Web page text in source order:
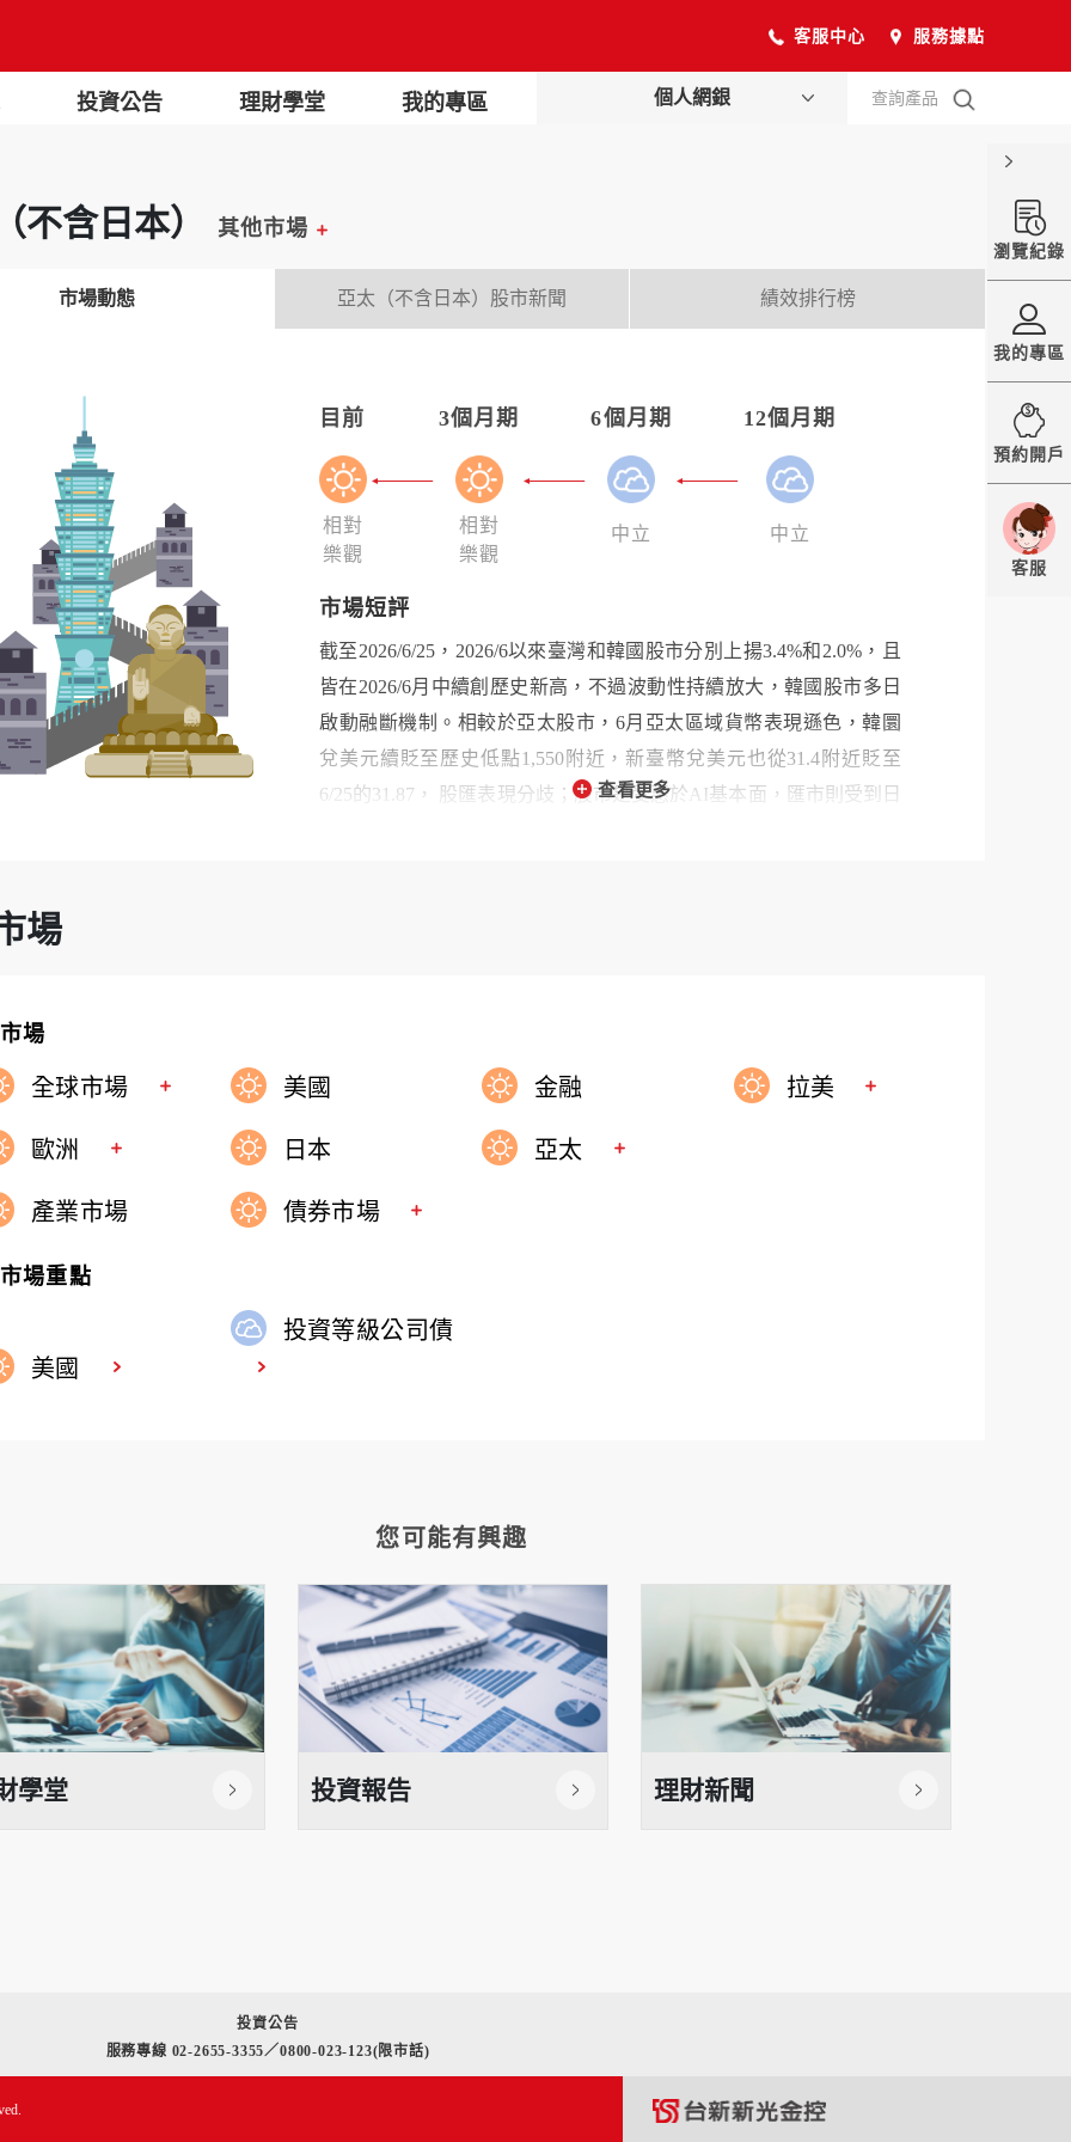
查詢產品
投資公告 理財學堂 我的專區 個人網銀
瀏覽紀錄
我的專區
預約開戶
客服
客服中心 服務據點
不含日本） 其他市場
市場動態 亞太（不含日本）股市新聞 績效排行榜
目前
相對
樂觀
3個月期
相對
樂觀
6個月期
中立
12個月期
中立
市場短評
截至2026/6/25，2026/6以來臺灣和韓國股市分別上揚3.4%和2.0%，且
皆在2026/6月中續創歷史新高，不過波動性持續放大，韓國股市多日
啟動融斷機制。相較於亞太股市，6月亞太區域貨幣表現遜色，韓圜
兌美元續貶至歷史低點1,550附近，新臺幣兌美元也從31.4附近貶至
6/25的31.87， 股匯表現分歧；股市是受惠於AI基本面，匯市則受到日
是52%、53%、19%，台韓持續受惠於全球AI資本支出紅利，且以目
的可能。
查看更多
場
場
全球市場 美國 金融 拉美
歐洲 日本 亞太
產業市場 債券市場
場重點
美國
投資等級公司債
您可能有興趣
學堂 投資報告 理財新聞
投資公告
服務專線 02-2655-3355／0800-023-123(限市話)